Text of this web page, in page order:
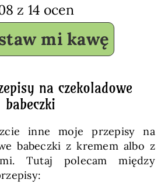
z 14 ocen
mi kawę
na czekoladowe
babeczki
inne moje przepisy na
babeczki z kremem albo z
Tutaj polecam między